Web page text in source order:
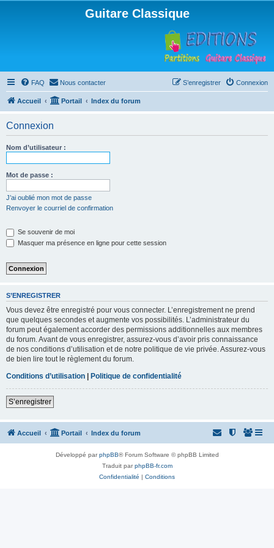
Guitare Classique
FAQ Nous contacter Connexion
S’enregistrer
Accueil Portail Index du forum
Connexion
Nom d’utilisateur :
Mot de passe :
J’ai oublié mon mot de passe
Renvoyer le courriel de confirmation
Se souvenir de moi
Masquer ma présence en ligne pour cette session
S’ENREGISTRER
Vous devez être enregistré pour vous connecter. L’enregistrement ne prend
que quelques secondes et augmente vos possibilités. L’administrateur du
forum peut également accorder des permissions additionnelles aux membres
du forum. Avant de vous enregistrer, assurez-vous d’avoir pris connaissance
de nos conditions d’utilisation et de notre politique de vie privée. Assurez-vous
de bien lire tout le règlement du forum.
Conditions d’utilisation | Politique de confidentialité
S’enregistrer
Accueil Portail Index du forum
Développé parphpBB® Forum Software © phpBB Limited
Traduit parphpBB-fr.com
Confidentialité | Conditions